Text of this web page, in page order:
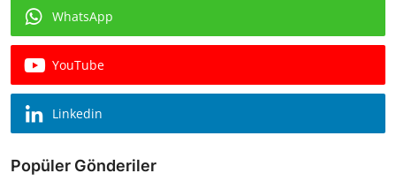
WhatsApp
YouTube
Linkedin
Popüler Gönderiler